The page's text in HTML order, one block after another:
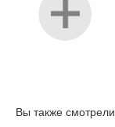
Вы также смотрели